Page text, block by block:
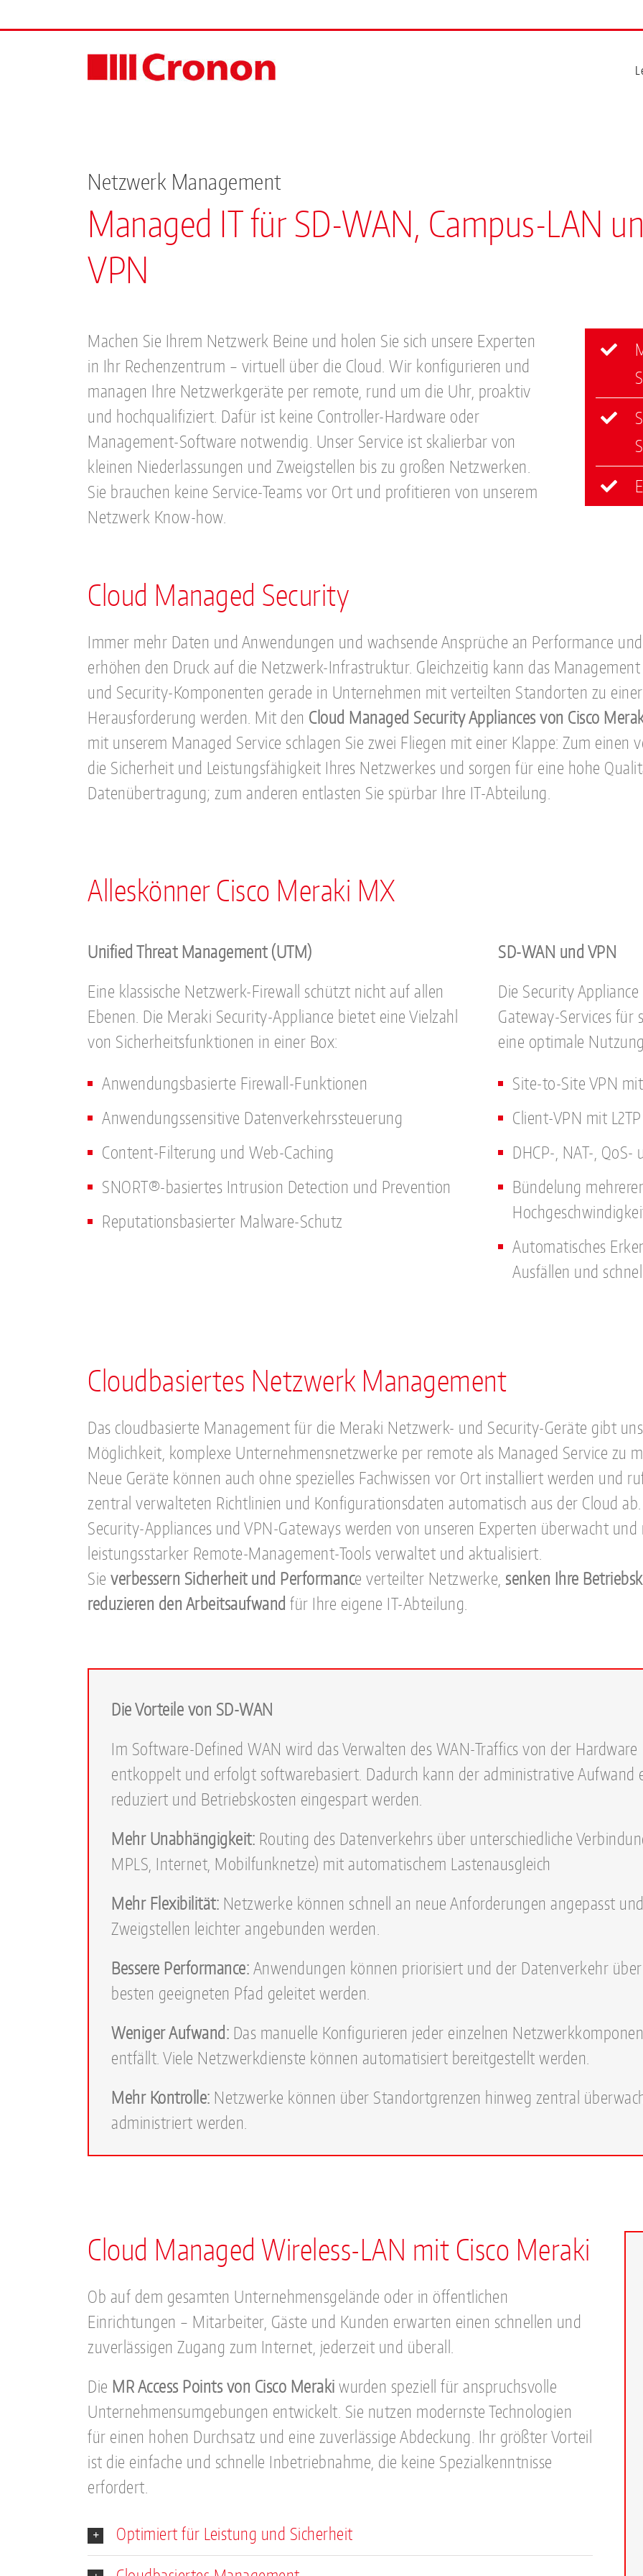
to
Netzwerk Management
Managed IT für SD-WAN, Campus-LAN
VPN
Machen Sie Ihrem Netzwerk Beine und holen Sie sich unsere Experten
in Ihr Rechenzentrum – virtuell über die Cloud. Wir konfigurieren und
managen Ihre Netzwerkgeräte per remote, rund um die Uhr, proaktiv
und hochqualifiziert. Dafür ist keine Controller-Hardware oder
Management-Software notwendig. Unser Service ist skalierbar von
kleinen Niederlassungen und Zweigstellen bis zu großen Netzwerken.
Sie brauchen keine Service-Teams vor Ort und profitieren von unserem
Netzwerk Know-how.
Cloud Managed Security
Immer mehr Daten und Anwendungen und wachsende Ansprüche an Performance
erhöhen den Druck auf die Netzwerk-Infrastruktur. Gleichzeitig kann das
und Security-Komponenten gerade in Unternehmen mit verteilten Standorten zu
Herausforderung werden. Mit den Cloud Managed Security Appliances von Cisco
mit unserem Managed Service schlagen Sie zwei Fliegen mit einer Klappe: Zum einen
die Sicherheit und Leistungsfähigkeit Ihres Netzwerkes und sorgen für eine hohe
Datenübertragung; zum anderen entlasten Sie spürbar Ihre IT-Abteilung.
Alleskönner Cisco Meraki MX
Unified Threat Management (UTM)
Eine klassische Netzwerk-Firewall schützt nicht auf allen
Ebenen. Die Meraki Security-Appliance bietet eine Vielzahl
von Sicherheitsfunktionen in einer Box:
Anwendungsbasierte Firewall-Funktionen
Anwendungssensitive Datenverkehrssteuerung
Content-Filterung und Web-Caching
SNORT®-basiertes Intrusion Detection und Prevention
Reputationsbasierter Malware-Schutz
SD-WAN und VPN
Die Security
Gateway-Services für
eine optimale
Site-to-Site VPN
Client-VPN mit
DHCP-, NAT-,
Bündelung
Automatisches
Ausfällen und
Cloudbasiertes Netzwerk Management
Das cloudbasierte Management für die Meraki Netzwerk- und Security-Geräte gibt
Möglichkeit, komplexe Unternehmensnetzwerke per remote als Managed Service zu
Neue Geräte können auch ohne spezielles Fachwissen vor Ort installiert werden und
zentral verwalteten Richtlinien und Konfigurationsdaten automatisch aus der Cloud
Security-Appliances und VPN-Gateways werden von unseren Experten überwacht
leistungsstarker Remote-Management-Tools verwaltet und aktualisiert.
Sie verbessern Sicherheit und Performance verteilter Netzwerke, senken Ihre
reduzieren den Arbeitsaufwand für Ihre eigene IT-Abteilung.
Die Vorteile von SD-WAN
Im Software-Defined WAN wird das Verwalten des WAN-Traffics von der Hardware
entkoppelt und erfolgt softwarebasiert. Dadurch kann der administrative Aufwand
reduziert und Betriebskosten eingespart werden.
Mehr Unabhängigkeit: Routing des Datenverkehrs über unterschiedliche
MPLS, Internet, Mobilfunknetze) mit automatischem Lastenausgleich
Mehr Flexibilität: Netzwerke können schnell an neue Anforderungen angepasst und
Zweigstellen leichter angebunden werden.
Bessere Performance: Anwendungen können priorisiert und der Datenverkehr
besten geeigneten Pfad geleitet werden.
Weniger Aufwand: Das manuelle Konfigurieren jeder einzelnen
entfällt. Viele Netzwerkdienste können automatisiert bereitgestellt werden.
Mehr Kontrolle: Netzwerke können über Standortgrenzen hinweg zentral
administriert werden.
Cloud Managed Wireless-LAN mit Cisco Meraki
Ob auf dem gesamten Unternehmensgelände oder in öffentlichen
Einrichtungen – Mitarbeiter, Gäste und Kunden erwarten einen schnellen und
zuverlässigen Zugang zum Internet, jederzeit und überall.
Die MR Access Points von Cisco Meraki wurden speziell für anspruchsvolle
Unternehmensumgebungen entwickelt. Sie nutzen modernste Technologien
für einen hohen Durchsatz und eine zuverlässige Abdeckung. Ihr größter Vorteil
ist die einfache und schnelle Inbetriebnahme, die keine Spezialkenntnisse
erfordert.
Optimiert für Leistung und Sicherheit